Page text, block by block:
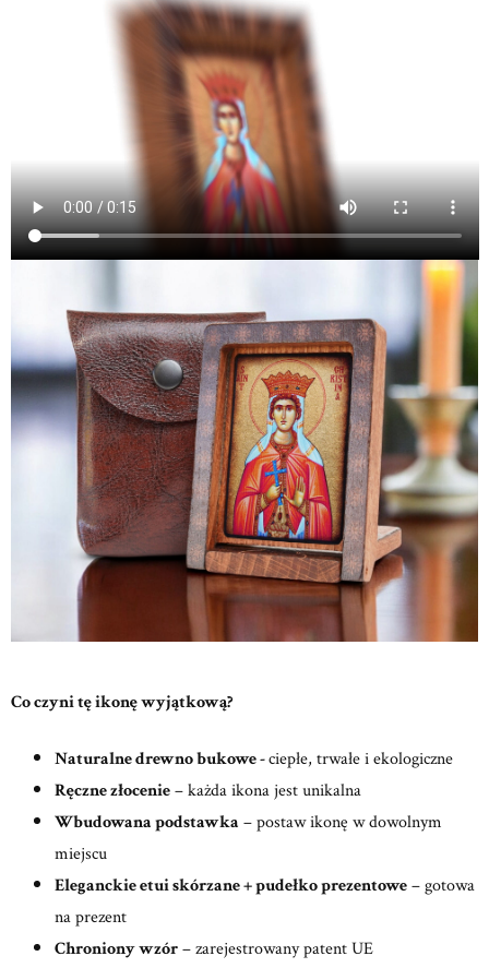
Co czyni tę ikonę wyjątkową?
Naturalne drewno bukowe -ciepłe, trwałe i ekologiczne
Ręczne złocenie– każda ikona jest unikalna
Wbudowana podstawka – postaw ikonę w dowolnym
miejscu
Eleganckie etui skórzane + pudełko prezentowe– gotowa
na prezent
Chroniony wzór– zarejestrowany patent UE